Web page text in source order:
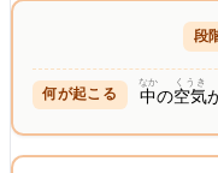
中
なか
の空気
くうき